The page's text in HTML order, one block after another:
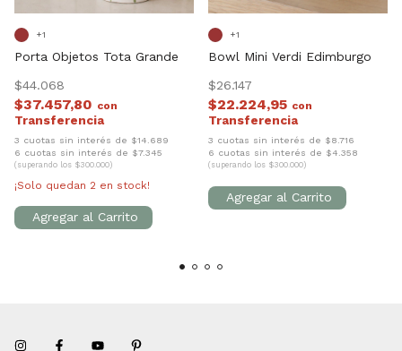
Porta Objetos Tota Grande
$44.068
$37.457,80 con
3 cuotas sin interés de $14.689
6 cuotas sin interés de $7.345
(superando los $300.000)
¡Solo quedan 2 en stock!
+1
Bowl Mini Verdi Edimburgo
$26.147
$22.224,95 con
3 cuotas sin interés de $8.716
6 cuotas sin interés de $4.358
(superando los $300.000)
+1